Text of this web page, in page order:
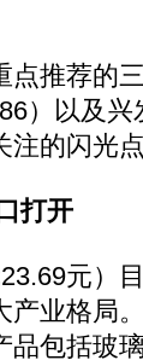
推荐的
）以及
注的闪光
打开
元）
业格局
品包括玻